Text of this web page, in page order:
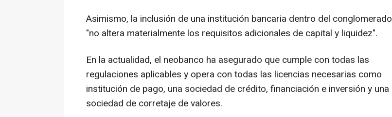
Asimismo, la inclusión de una institución bancaria dentro del conglomerado
"no altera materialmente los requisitos adicionales de capital y liquidez".
En la actualidad, el neobanco ha asegurado que cumple con todas las
regulaciones aplicables y opera con todas las licencias necesarias como
institución de pago, una sociedad de crédito, financiación e inversión y una
sociedad de corretaje de valores.